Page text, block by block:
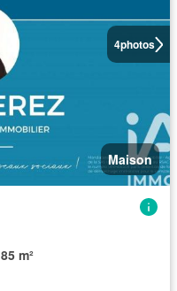
4photos
Maison
85 m²